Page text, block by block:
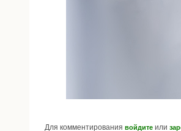
Для комментирования войдите или